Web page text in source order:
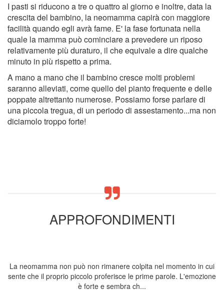
I pasti si riducono a tre o quattro al giorno e inoltre, data la
crescita del bambino, la neomamma capirà con maggiore
facilità quando egli avrà fame. E' la fase fortunata nella
quale la mamma può cominciare a prevedere un riposo
relativamente più duraturo, il che equivale a dire qualche
minuto in più rispetto a prima.
A mano a mano che il bambino cresce molti problemi
saranno alleviati, come quello del pianto frequente e delle
poppate altrettanto numerose. Possiamo forse parlare di
una piccola tregua, di un periodo di assestamento...ma non
diciamolo troppo forte!
APPROFONDIMENTI
La neomamma non può non rimanere colpita nel momento in cui
sente che il proprio piccolo proferisce le prime parole. L'emozione
è forte e sembra ch...